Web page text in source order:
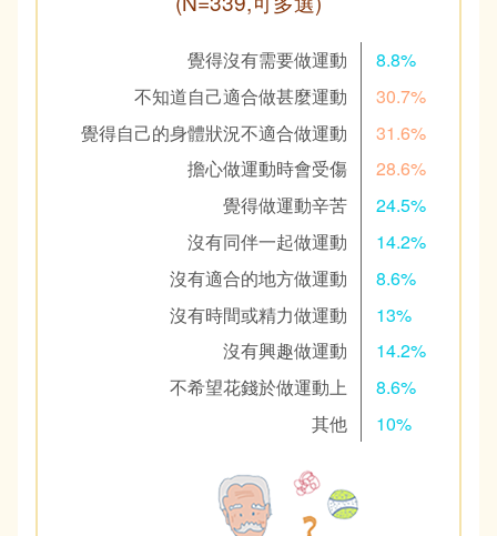
覺得沒有需要做運動
8.8%
不知道自己適合做甚麼運動
30.7%
覺得自己的身體狀況不適合做運動
31.6%
擔心做運動時會受傷
28.6%
覺得做運動辛苦
24.5%
沒有同伴一起做運動
14.2%
沒有適合的地方做運動
8.6%
沒有時間或精力做運動
13%
沒有興趣做運動
14.2%
不希望花錢於做運動上
8.6%
其他
10%